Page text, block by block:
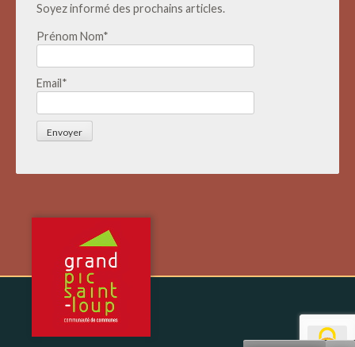
Soyez informé des prochains articles.
Prénom Nom*
Email*